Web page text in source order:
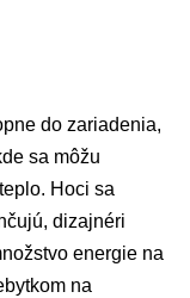
do zariadenia,
sa môžu
Hoci sa
dizajnéri
energie na
na